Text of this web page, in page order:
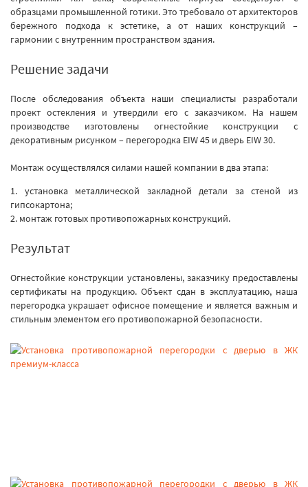
образцами промышленной готики. Это требовало от архитекторов
бережного подхода к эстетике, а от наших конструкций –
гармонии с внутренним пространством здания.
Решение задачи
После обследования объекта наши специалисты разработали
проект остекления и утвердили его с заказчиком. На нашем
производстве изготовлены огнестойкие конструкции с
декоративным рисунком – перегородка EIW 45 и дверь EIW 30.
Монтаж осуществлялся силами нашей компании в два этапа:
1. установка металлической закладной детали за стеной из
гипсокартона;
2. монтаж готовых противопожарных конструкций.
Результат
Огнестойкие конструкции установлены, заказчику предоставлены
сертификаты на продукцию. Объект сдан в эксплуатацию, наша
перегородка украшает офисное помещение и является важным и
стильным элементом его противопожарной безопасности.